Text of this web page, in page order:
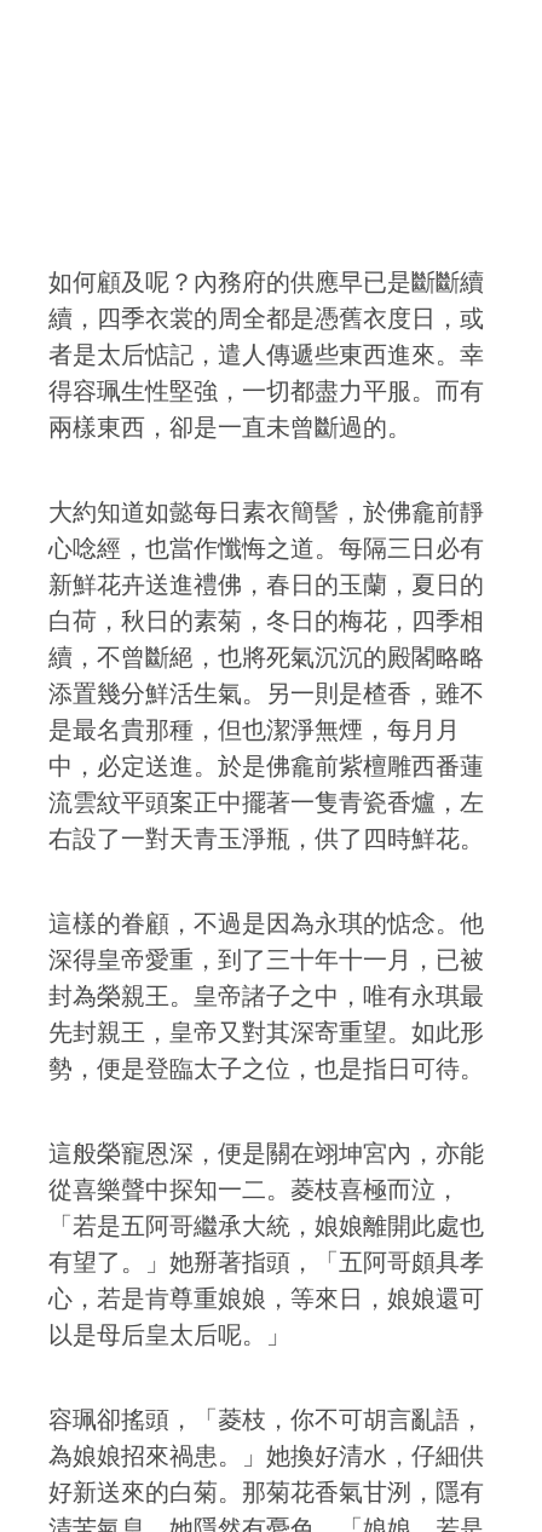
如何顧及呢？內務府的供應早已是斷斷續
續，四季衣裳的周全都是憑舊衣度日，或
者是太后惦記，遣人傳遞些東西進來。幸
得容珮生性堅強，一切都盡力平服。而有
兩樣東西，卻是一直未曾斷過的。
大約知道如懿每日素衣簡髻，於佛龕前靜
心唸經，也當作懺悔之道。每隔三日必有
新鮮花卉送進禮佛，春日的玉蘭，夏日的
白荷，秋日的素菊，冬日的梅花，四季相
續，不曾斷絕，也將死氣沉沉的殿閣略略
添置幾分鮮活生氣。另一則是楂香，雖不
是最名貴那種，但也潔淨無煙，每月月
中，必定送進。於是佛龕前紫檀雕西番蓮
流雲紋平頭案正中擺著一隻青瓷香爐，左
右設了一對天青玉淨瓶，供了四時鮮花。
這樣的眷顧，不過是因為永琪的惦念。他
深得皇帝愛重，到了三十年十一月，已被
封為榮親王。皇帝諸子之中，唯有永琪最
先封親王，皇帝又對其深寄重望。如此形
勢，便是登臨太子之位，也是指日可待。
這般榮寵恩深，便是關在翊坤宮內，亦能
從喜樂聲中探知一二。菱枝喜極而泣，
「若是五阿哥繼承大統，娘娘離開此處也
有望了。」她掰著指頭，「五阿哥頗具孝
心，若是肯尊重娘娘，等來日，娘娘還可
以是母后皇太后呢。」
容珮卻搖頭，「菱枝，你不可胡言亂語，
為娘娘招來禍患。」她換好清水，仔細供
好新送來的白菊。那菊花香氣甘洌，隱有